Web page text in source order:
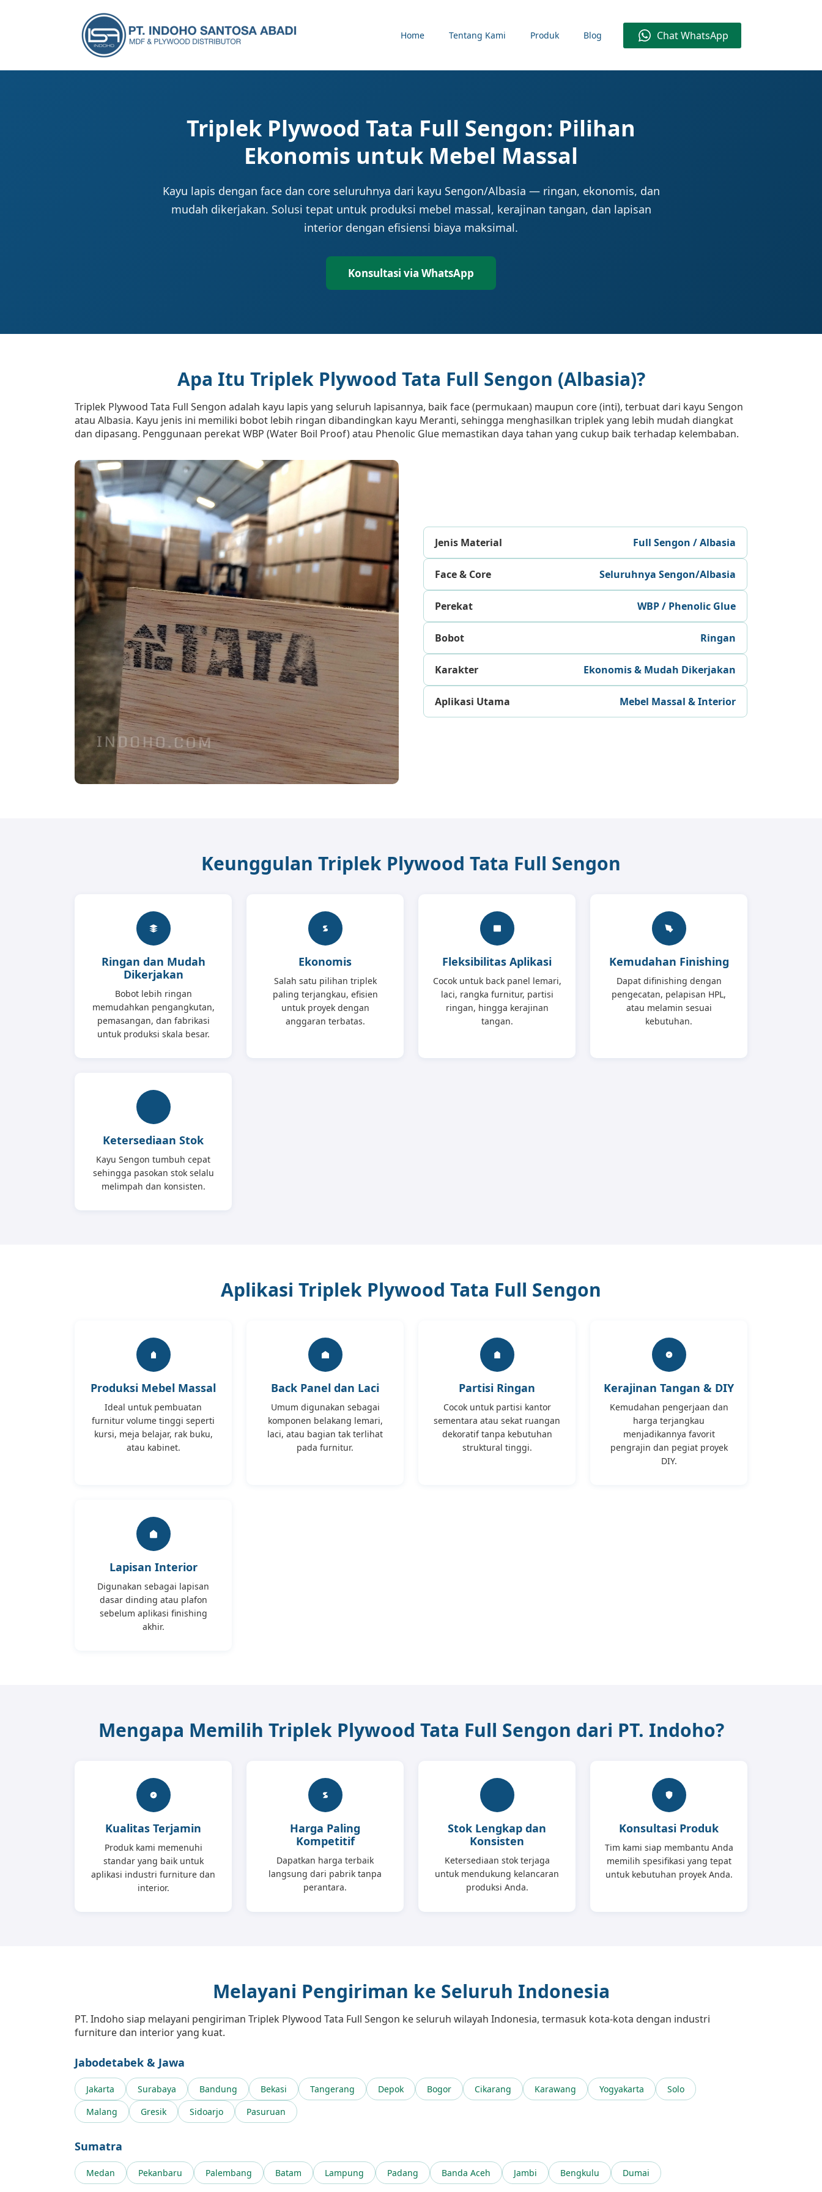
Home Tentang Kami Produk Blog Chat WhatsApp
Triplek Plywood Tata Full Sengon: Pilihan
Ekonomis untuk Mebel Massal
Kayu lapis dengan face dan core seluruhnya dari kayu Sengon/Albasia — ringan, ekonomis, dan
mudah dikerjakan. Solusi tepat untuk produksi mebel massal, kerajinan tangan, dan lapisan
interior dengan efisiensi biaya maksimal.
Konsultasi via WhatsApp
Apa Itu Triplek Plywood Tata Full Sengon (Albasia)?
Triplek Plywood Tata Full Sengon adalah kayu lapis yang seluruh lapisannya, baik face (permukaan) maupun core (inti), terbuat dari kayu Sengon
atau Albasia. Kayu jenis ini memiliki bobot lebih ringan dibandingkan kayu Meranti, sehingga menghasilkan triplek yang lebih mudah diangkat
dan dipasang. Penggunaan perekat WBP (Water Boil Proof) atau Phenolic Glue memastikan daya tahan yang cukup baik terhadap kelembaban.
Jenis Material Full Sengon / Albasia
Face & Core Seluruhnya Sengon/Albasia
Perekat WBP / Phenolic Glue
Bobot Ringan
Karakter Ekonomis & Mudah Dikerjakan
Aplikasi Utama Mebel Massal & Interior
Keunggulan Triplek Plywood Tata Full Sengon
Ringan dan Mudah
Dikerjakan
Bobot lebih ringan
memudahkan pengangkutan,
pemasangan, dan fabrikasi
untuk produksi skala besar.
Ekonomis
Salah satu pilihan triplek
paling terjangkau, efisien
untuk proyek dengan
anggaran terbatas.
Fleksibilitas Aplikasi
Cocok untuk back panel lemari,
laci, rangka furnitur, partisi
ringan, hingga kerajinan
tangan.
Kemudahan Finishing
Dapat difinishing dengan
pengecatan, pelapisan HPL,
atau melamin sesuai
kebutuhan.
Ketersediaan Stok
Kayu Sengon tumbuh cepat
sehingga pasokan stok selalu
melimpah dan konsisten.
Aplikasi Triplek Plywood Tata Full Sengon
Produksi Mebel Massal
Ideal untuk pembuatan
furnitur volume tinggi seperti
kursi, meja belajar, rak buku,
atau kabinet.
Back Panel dan Laci
Umum digunakan sebagai
komponen belakang lemari,
laci, atau bagian tak terlihat
pada furnitur.
Partisi Ringan
Cocok untuk partisi kantor
sementara atau sekat ruangan
dekoratif tanpa kebutuhan
struktural tinggi.
Kerajinan Tangan & DIY
Kemudahan pengerjaan dan
harga terjangkau
menjadikannya favorit
pengrajin dan pegiat proyek
DIY.
Lapisan Interior
Digunakan sebagai lapisan
dasar dinding atau plafon
sebelum aplikasi finishing
akhir.
Mengapa Memilih Triplek Plywood Tata Full Sengon dari PT. Indoho?
Kualitas Terjamin
Produk kami memenuhi
standar yang baik untuk
aplikasi industri furniture dan
interior.
Harga Paling
Kompetitif
Dapatkan harga terbaik
langsung dari pabrik tanpa
perantara.
Stok Lengkap dan
Konsisten
Ketersediaan stok terjaga
untuk mendukung kelancaran
produksi Anda.
Konsultasi Produk
Tim kami siap membantu Anda
memilih spesifikasi yang tepat
untuk kebutuhan proyek Anda.
Melayani Pengiriman ke Seluruh Indonesia
PT. Indoho siap melayani pengiriman Triplek Plywood Tata Full Sengon ke seluruh wilayah Indonesia, termasuk kota-kota dengan industri
furniture dan interior yang kuat.
Jabodetabek & Jawa
Jakarta Surabaya Bandung Bekasi Tangerang Depok Bogor Cikarang Karawang Yogyakarta
Solo
Malang
Gresik Sidoarjo Pasuruan
Sumatra
Medan Pekanbaru Palembang Batam Lampung Padang Banda Aceh Jambi Bengkulu Dumai